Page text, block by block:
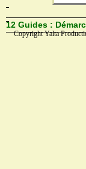
12 Guides :
Copyright Yalta